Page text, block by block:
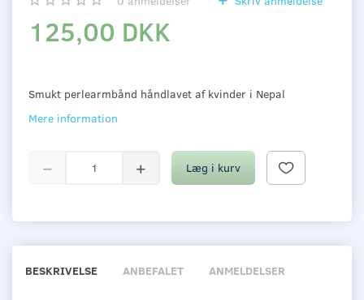
125,00 DKK
Smukt perlearmbånd håndlavet af kvinder i Nepal
Mere information
Læg i kurv
BESKRIVELSE ANBEFALET ANMELDELSER